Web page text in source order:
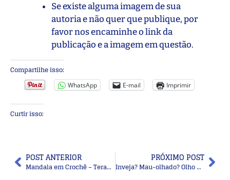
Se existe alguma imagem de sua
autoria e não quer que publique, por
favor nos encaminhe o link da
publicação e a imagem em questão.
Compartilhe isso:
WhatsApp E-mail Imprimir
Curtir isso:
POST ANTERIOR
Mandala em Crochê – Terapia e Decoração
PRÓXIMO POST
Inveja? Mau-olhado? Olho gordo? Proteja-se com o Olho Grego!